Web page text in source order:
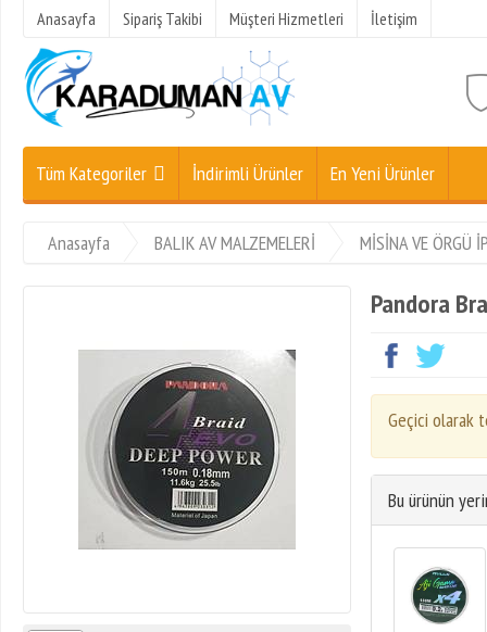
Anasayfa Sipariş Takibi Müşteri Hizmetleri İletişim
Tüm Kategoriler İndirimli Ürünler En Yeni Ürünler
Anasayfa BALIK AV MALZEMELERİ MİSİNA VE ÖRGÜ
Pandora
Geçici olarak
Bu ürünün